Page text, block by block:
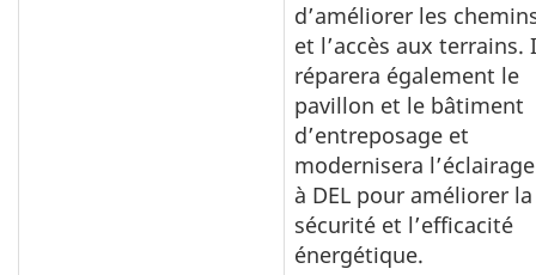
d’améliorer les
et l’accès aux terrains.
réparera également le
pavillon et le bâtiment
d’entreposage et
modernisera l’éclairage
à DEL pour améliorer la
sécurité et l’efficacité
énergétique.